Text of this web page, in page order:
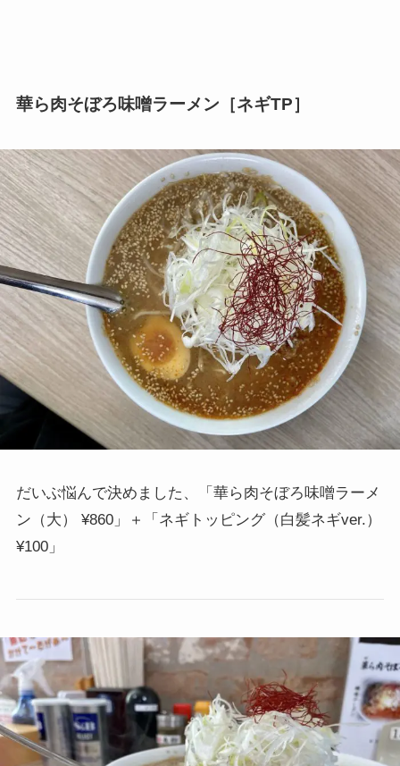
華ら肉そぼろ味噌ラーメン［ネギTP］
だいぶ悩んで決めました、「華ら肉そぼろ味噌ラーメ
ン（大） ¥860」＋「ネギトッピング（白髪ネギver.）
¥100」